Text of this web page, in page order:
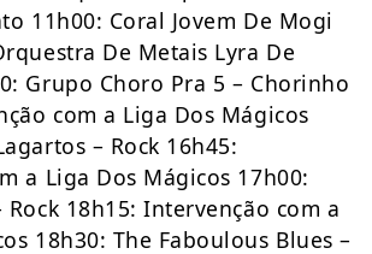
11h00: Coral Jovem De Mogi
De Metais Lyra De
Grupo Choro Pra 5 – Chorinho
com a Liga Dos Mágicos
– Rock 16h45:
a Liga Dos Mágicos 17h00:
Rock 18h15: Intervenção com a
18h30: The Faboulous Blues –